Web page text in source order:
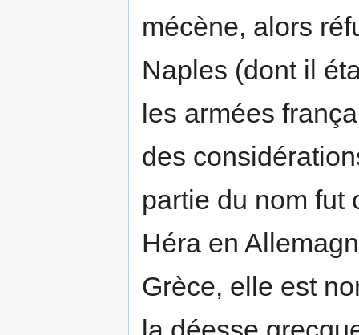
mécène, alors
Naples (dont il
les armées
des
partie du nom fut
Héra en
Grèce, elle est